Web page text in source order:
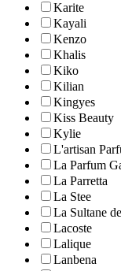
Karite
Kayali
Kenzo
Khalis
Kiko
Kilian
Kingyes
Kiss Beauty
Kylie
L'artisan
La Parfum
La Parretta
La Stee
La Sultane
Lacoste
Lalique
Lanbena